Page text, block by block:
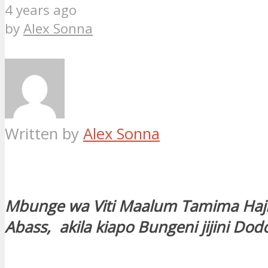
4 years ago
byAlex Sonna
Written by Alex Sonna
Mbunge wa Viti Maalum Tamima
Abass, akila kiapo Bungeni jijini